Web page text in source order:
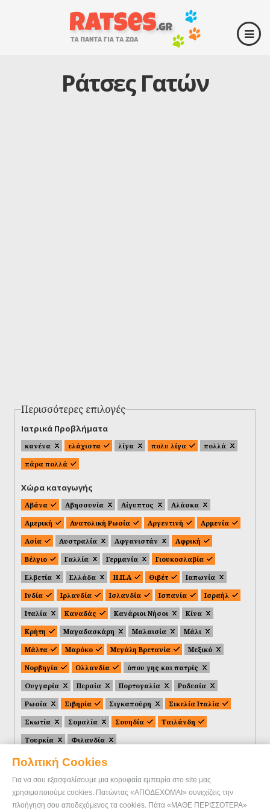
Πολιτική Cookies
Για να σου εξασφαλίσουμε μια κορυφαία εμπειρία στο site μας
χρησιμοποιούμε cookies. Πατώντας «ΑΠΟΔΕΧΟΜΑΙ» συνεχίζεις την
πλοήγηση σου αποδεχόμενος τα cookies. Πάτα «ΜΑΘΕ ΠΕΡΙΣΣΟΤΕΡΑ»
Ράτσες Γατών
Περισσότερες επιλογές
Ιατρικά Προβλήματα
κανένα ελάχιστα λίγα πολυ λίγα
πολλά
πάρα πολλά
Χώρα καταγωγής
Αβάνα Αβησσυνία Αίγυπτος
Αλάσκα
Αμερική
Ανατολική Ρωσία Αργεντινή
Αρμενία
Ασία
Αυστραλία Αφγανιστάν
Αφρική
Βέλγιο
Γαλλία Γερμανία
Γιουκοσλαβία
Ελβετία
Ελλάδα Η.Π.Α Θιβέτ
Ιαπωνία
Ινδία
Ιρλανδία Ισλανδία Ισπανία
Ισραήλ
Ιταλία
Καναδάς Κανάριοι Νήσοι
Κίνα
Κρήτη
Μαγαδασκάρη Μαλαισία
Μάλι
Μάλτα
Μαρόκο Μεγάλη Βρετανία
Μεξικό
Νορβηγία
Ολλανδία
όπου γης και πατρίς
Ουγγαρία
Περσία Πορτογαλία
Ροδεσία
Ρωσία
Σιβηρία Σιγκαπούρη
Σικελία Ιταλία
Σκωτία
Σομαλία Σουηδία
Ταιλάνδη
Τουρκία
Φιλανδία